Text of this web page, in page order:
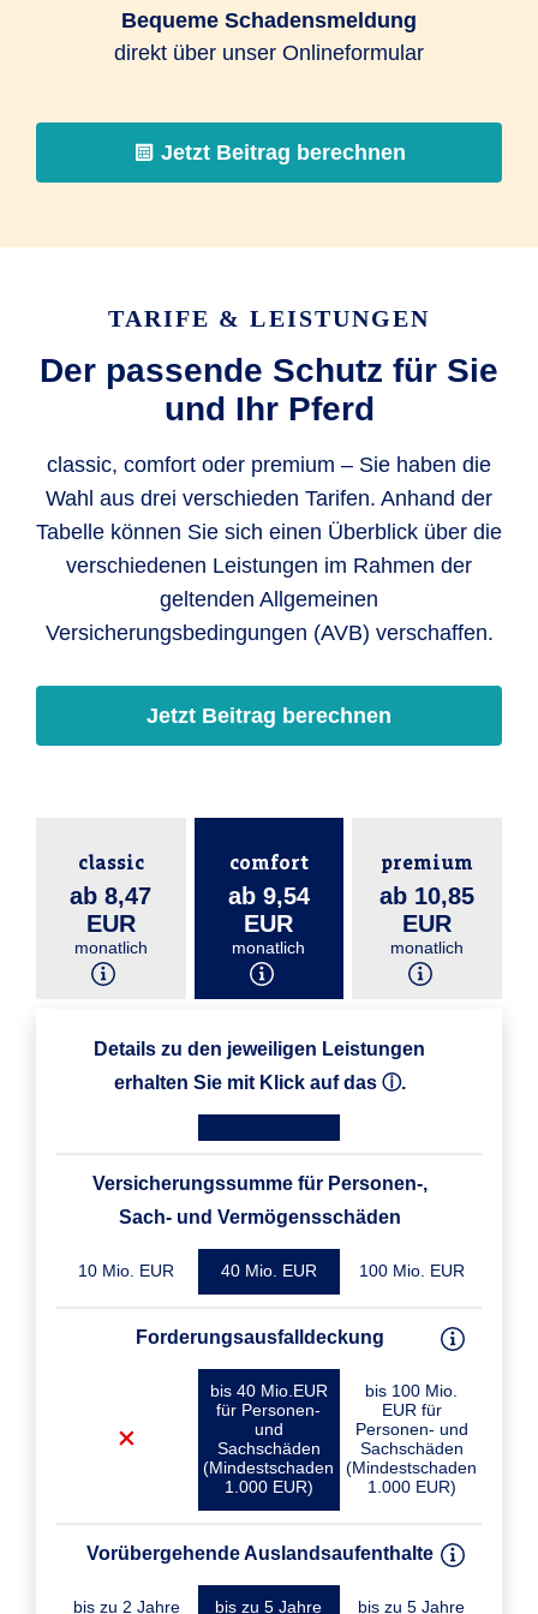
Bequeme Schadensmeldung
direkt über unser Onlineformular
Jetzt Beitrag berechnen
TARIFE & LEISTUNGEN
Der passende Schutz für Sie
und Ihr Pferd
classic, comfort oder premium – Sie haben die
Wahl aus drei verschieden Tarifen. Anhand der
Tabelle können Sie sich einen Überblick über die
verschiedenen Leistungen im Rahmen der
geltenden Allgemeinen
Versicherungsbedingungen (AVB) verschaffen.
Jetzt Beitrag berechnen
classic
ab 8,47
EUR
monatlich
comfort
ab 9,54
EUR
monatlich
premium
ab 10,85
EUR
monatlich
Details zu den jeweiligen Leistungen
erhalten Sie mit Klick auf das ⓘ.
Versicherungssumme für Personen-,
Sach- und Vermögensschäden
10 Mio. EUR 40 Mio. EUR 100 Mio. EUR
Forderungsausfalldeckung
bis 40 Mio.EUR
für Personen-
und
Sachschäden
(Mindestschaden
1.000 EUR)
bis 100 Mio.
EUR für
Personen- und
Sachschäden
(Mindestschaden
1.000 EUR)
Vorübergehende Auslandsaufenthalte
bis zu 2 Jahre bis zu 5 Jahre bis zu 5 Jahre